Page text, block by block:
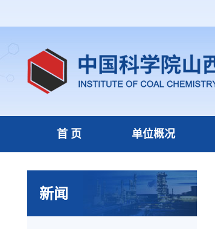
首 页 单位概况
新闻